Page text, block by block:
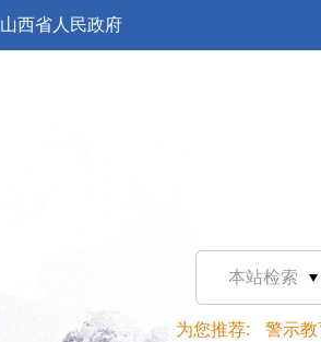
山西省人民政府
本站检索
为您推荐: 警示教